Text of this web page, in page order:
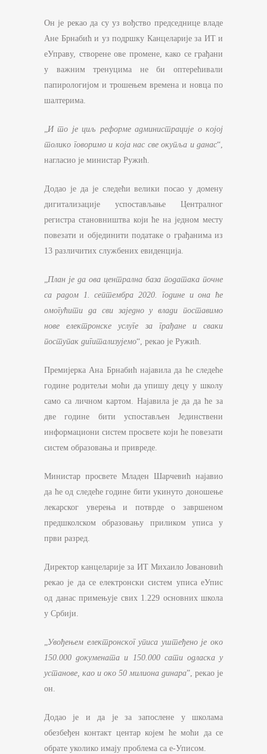
Он је рекао да су уз вођство председнице владе
Ане Брнабић и уз подршку Канцеларије за ИТ и
еУправу, створене ове промене, како се грађани
у важним тренуцима не би оптерећивали
папирологијом и трошењем времена и новца по
шалтерима.
„И то је циљ реформе администрације о којој
толико говоримо и која нас све окупља и данас“,
нагласио је министар Ружић.
Додао је да је следећи велики посао у домену
дигитализације успостављање Централног
регистра становништва који ће на једном месту
повезати и објединити податаке о грађанима из
13 различитих службених евиденција.
„План је да ова централна база података почне
са радом 1. септембра 2020. године и она ће
омогућити да сви заједно у влади поставимо
нове електронске услуге за грађане и сваки
поступак дигитализујемо“, рекао је Ружић.
Премијерка Ана Брнабић најавила да ће следеће
године родитељи моћи да упишу децу у школу
само са личном картом. Најавила је да да ће за
две године бити успостављен Јединствени
информациони систем просвете који ће повезати
систем образовања и привреде.
Министар просвете Младен Шарчевић најавио
да ће од следеће године бити укинуто доношење
лекарског уверења и потврде о завршеном
предшколском образовању приликом уписа у
први разред.
Директор канцеларије за ИТ Михаило Јовановић
рекао је да се електронски систем уписа еУпис
од данас примењује свих 1.229 основних школа
у Србији.
„Увођењем електронског уписа уштеђено је око
150.000 докумената и 150.000 сати одласка у
установе, као и око 50 милиона динара”, рекао је
он.
Додао је и да је за запослене у школама
обезбеђен контакт центар којем ће моћи да се
обрате уколико имају проблема са е-Уписом.